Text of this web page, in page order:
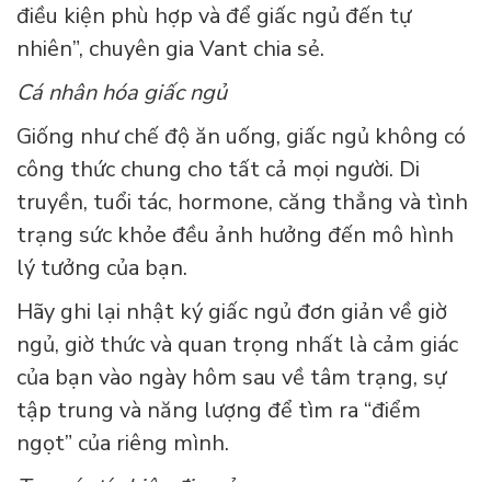
điều kiện phù hợp và để giấc ngủ đến tự
nhiên”, chuyên gia Vant chia sẻ.
Cá nhân hóa giấc ngủ
Giống như chế độ ăn uống, giấc ngủ không có
công thức chung cho tất cả mọi người. Di
truyền, tuổi tác, hormone, căng thẳng và tình
trạng sức khỏe đều ảnh hưởng đến mô hình
lý tưởng của bạn.
Hãy ghi lại nhật ký giấc ngủ đơn giản về giờ
ngủ, giờ thức và quan trọng nhất là cảm giác
của bạn vào ngày hôm sau về tâm trạng, sự
tập trung và năng lượng để tìm ra “điểm
ngọt” của riêng mình.